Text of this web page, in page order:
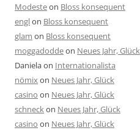
Modesteon Bloss konsequent
englon Bloss konsequent
glam on Bloss konsequent
moggadoddeon Neues Jahr, Glück
Danielaon Internationalista
nömix on Neues Jahr, Glück
casino on Neues Jahr, Glück
schneck on Neues Jahr, Glück
casino on Neues Jahr, Glück